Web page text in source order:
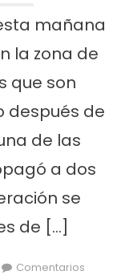
mañana
la zona de
que son
después de
de las
a dos
se
de […]
Comentarios